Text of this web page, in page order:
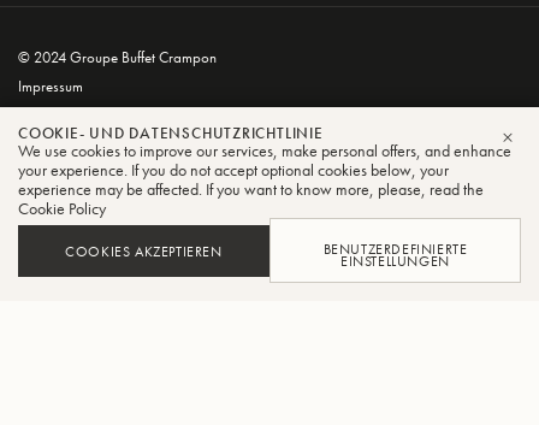
© 2024 Groupe Buffet Crampon
Impressum
Datenschutz- und Cookie-Richtlinie
COOKIE- UND DATENSCHUTZRICHTLINIE
We use cookies to improve our services, make personal offers, and enhance
your experience. If you do not accept optional cookies below, your
experience may be affected. If you want to know more, please, read the
Cookie Policy
COOKIES AKZEPTIEREN BENUTZERDEFINIERTE
EINSTELLUNGEN